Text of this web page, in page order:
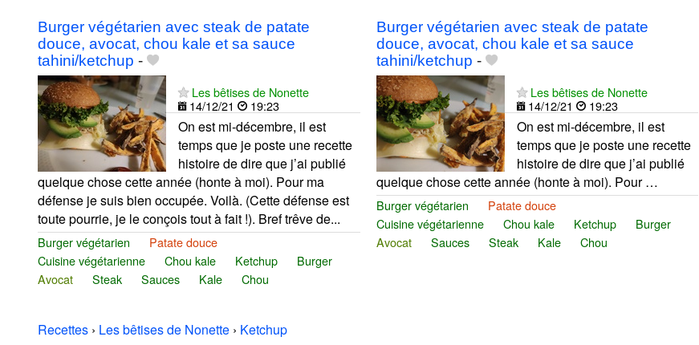
Burger végétarien avec steak de patate
douce, avocat, chou kale et sa sauce
tahini/ketchup -
Les bêtises de Nonette
14/12/21
19:23
On est mi-décembre, il est
temps que je poste une recette
histoire de dire que j’ai publié
quelque chose cette année (honte à moi). Pour ma
défense je suis bien occupée. Voilà. (Cette défense est
toute pourrie, je le conçois tout à fait !). Bref trêve de...
Burger végétarien
Patate douce
Cuisine végétarienne
Chou kale Ketchup
Burger
Avocat
Steak Sauces Kale Chou
Burger végétarien avec steak de patate
douce, avocat, chou kale et sa sauce
tahini/ketchup -
Les bêtises de Nonette
14/12/21
19:23
On est mi-décembre, il est
temps que je poste une recette
histoire de dire que j’ai publié
quelque chose cette année (honte à moi). Pour …
Burger végétarien
Patate douce
Cuisine végétarienne
Chou kale Ketchup
Burger
Avocat
Sauces Steak Kale Chou
Recettes › Les bêtises de Nonette › Ketchup